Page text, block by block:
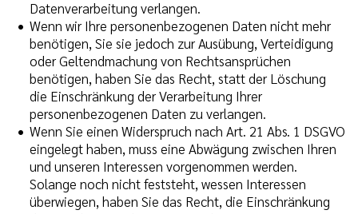
Datenverarbeitung verlangen.
Wenn wir Ihre personenbezogenen Daten nicht mehr
benötigen, Sie sie jedoch zur Ausübung, Verteidigung
oder Geltendmachung von Rechtsansprüchen
benötigen, haben Sie das Recht, statt der Löschung
die Einschränkung der Verarbeitung Ihrer
personenbezogenen Daten zu verlangen.
Wenn Sie einen Widerspruch nach Art. 21 Abs. 1 DSGVO
eingelegt haben, muss eine Abwägung zwischen Ihren
und unseren Interessen vorgenommen werden.
Solange noch nicht feststeht, wessen Interessen
überwiegen, haben Sie das Recht, die Einschränkung